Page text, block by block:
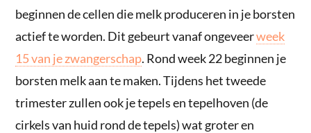
beginnen de cellen die melk produceren in je borsten
actief te worden. Dit gebeurt vanaf ongeveerweek
15 van je zwangerschap. Rond week 22 beginnen je
borsten melk aan te maken. Tijdens het tweede
trimester zullen ook je tepels en tepelhoven (de
cirkels van huid rond de tepels) wat groter en